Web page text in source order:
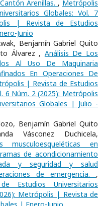
Arenillas. , Metrópolis
Globales: Vol. 7
| Revista de Estudios
Junio
Benjamín Gabriel Quito
Álvarez , Análisis De Los
Al Uso De Maquinaria
En Operaciones De
| Revista de Estudios
6 Núm. 2 (2025): Metrópolis
Globales | Julio -
Benjamín Gabriel Quito
Vásconez Duchicela,
musculoesqueléticas en
de acondicionamiento
y seguridad y salud
de emergencia. ,
Estudios Universitarios
Metrópolis | Revista de